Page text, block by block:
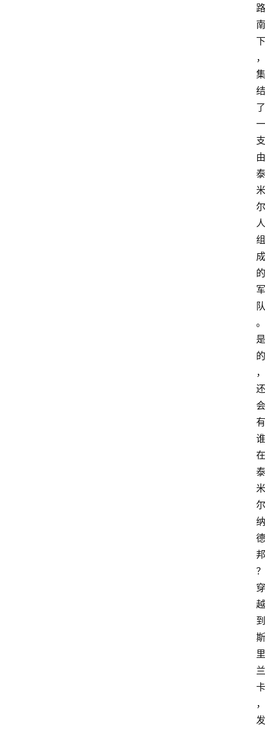
路
南
下
，
集
结
了
一
支
由
泰
米
尔
人
组
成
的
军
队
。
是
的
，
还
会
有
谁
在
泰
米
尔
纳
德
邦
？
穿
越
到
斯
里
兰
卡
，
发